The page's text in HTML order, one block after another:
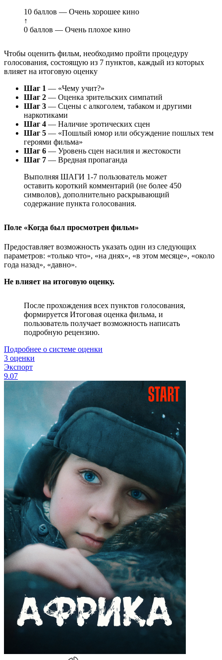
10 баллов — Очень хорошее кино
↑
0 баллов — Очень плохое кино
Чтобы оценить фильм, необходимо пройти процедуру
голосования, состоящую из 7 пунктов, каждый из которых
влияет на итоговую оценку
Шаг 1 — «Чему учит?»
Шаг 2 — Оценка зрительских симпатий
Шаг 3 — Сцены с алкоголем, табаком и другими
наркотиками
Шаг 4 — Наличие эротических сцен
Шаг 5 — «Пошлый юмор или обсуждение пошлых тем
героями фильма»
Шаг 6 — Уровень сцен насилия и жестокости
Шаг 7 — Вредная пропаганда
Выполняя ШАГИ 1-7 пользователь может
оставить короткий комментарий (не более 450
символов), дополнительно раскрывающий
содержание пункта голосования.
Поле «Когда был просмотрен фильм»
Предоставляет возможность указать один из следующих
параметров: «только что», «на днях», «в этом месяце», «около
года назад», «давно».
Не влияет на итоговую оценку.
После прохождения всех пунктов голосования,
формируется Итоговая оценка фильма, и
пользователь получает возможность написать
подробную рецензию.
Подробнее о системе оценки
3 оценки
Экспорт
9.07